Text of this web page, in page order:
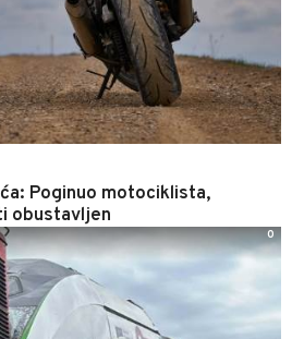
Poginuo motociklista,
obustavljen
0